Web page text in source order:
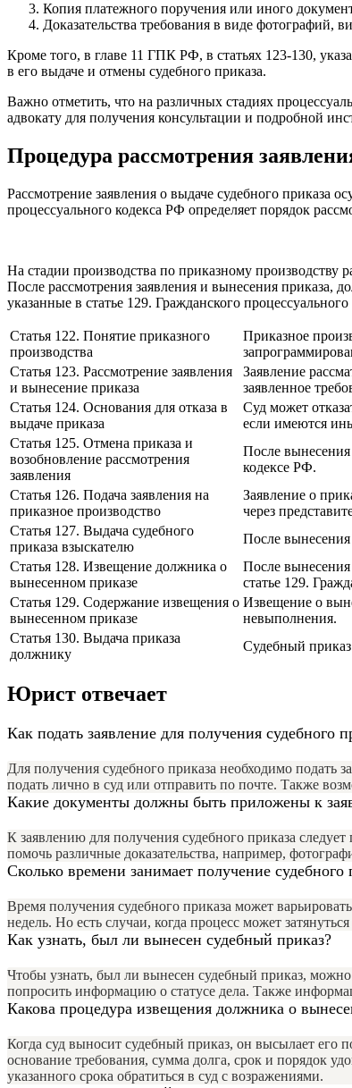
Копия платежного поручения или иного
Доказательства требования в виде фотографий,
Кроме того, в главе 11 ГПК РФ, в статьях 123-130,
в его выдаче и отмены судебного приказа.
Важно отметить, что на различных стадиях
адвокату для получения консультации и подробной
Процедура рассмотрения
Рассмотрение заявления о выдаче судебного приказа
процессуального кодекса РФ определяет порядок
На стадии производства по приказному производству
После рассмотрения заявления и вынесения приказа,
указанные в статье 129. Гражданского
Статья 122. Понятие приказного
производства
Приказное
Статья 123. Рассмотрение заявления
и вынесение приказа
Заявление
заявленное
Статья 124. Основания для отказа в
выдаче приказа
Суд может
если имеются
Статья 125. Отмена приказа и
возобновление рассмотрения
заявления
После вынесения
кодексе РФ.
Статья 126. Подача заявления на
приказное производство
Заявление о
через
Статья 127. Выдача судебного
приказа взыскателю
После вынесения
Статья 128. Извещение должника о
вынесенном приказе
После
статье 129.
Статья 129. Содержание извещения о
вынесенном приказе
Извещение о
невыполнения.
Статья 130. Выдача приказа
должнику
Судебный
Юрист отвечает
Как подать заявление для получения судебного
Для получения судебного приказа необходимо подать
подать лично в суд или отправить по почте. Также
Какие документы должны быть приложены к
К заявлению для получения судебного приказа
помочь различные доказательства, например,
Сколько времени занимает получение судебного
Время получения судебного приказа может
недель. Но есть случаи, когда процесс может
Как узнать, был ли вынесен судебный приказ?
Чтобы узнать, был ли вынесен судебный приказ,
попросить информацию о статусе дела. Также
Какова процедура извещения должника о
Когда суд выносит судебный приказ, он высылает
основание требования, сумма долга, срок и порядок
указанного срока обратиться в суд с возражениями.